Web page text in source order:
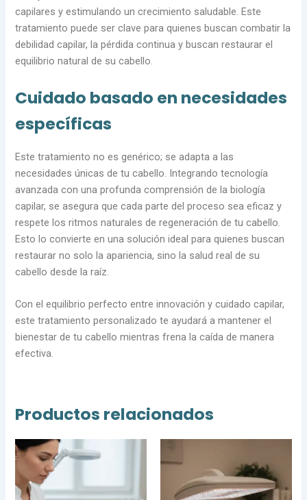
capilares y estimulando un crecimiento saludable. Este
tratamiento puede ser clave para quienes buscan combatir la
debilidad capilar, la pérdida continua y buscan restaurar el
equilibrio natural de su cabello.
Cuidado basado en necesidades
específicas
Este tratamiento no es genérico; se adapta a las
necesidades únicas de tu cabello. Integrando tecnología
avanzada con una profunda comprensión de la biología
capilar, se asegura que cada parte del proceso sea eficaz y
respete los ritmos naturales de regeneración de tu cabello.
Esto lo convierte en una solución ideal para quienes buscan
restaurar no solo la apariencia, sino la salud real de su
cabello desde la raíz.
Con el equilibrio perfecto entre innovación y cuidado capilar,
este tratamiento personalizado te ayudará a mantener el
bienestar de tu cabello mientras frena la caída de manera
efectiva.
Productos relacionados